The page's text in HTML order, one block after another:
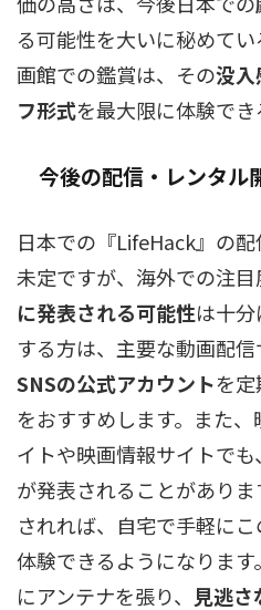
る可能性を大いに秘めて
画館での鑑賞は、その没入
フ形式を最大限に体験でき
今後の配信・レンタル
日本での『LifeHack』の
未定ですが、海外での注目
に発表される可能性は十
する方は、主要な動画配
SNSの公式アカウントを
をおすすめします。また
イトや映画情報サイトでも、
が発表されることがあり
されれば、自宅で手軽にこ
体験できるようになりま
にアンテナを張り、
見逃